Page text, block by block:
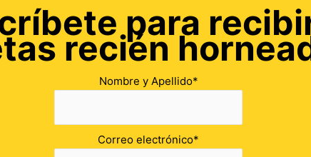
para
recién
Nombre y Apellido*
Correo electrónico*